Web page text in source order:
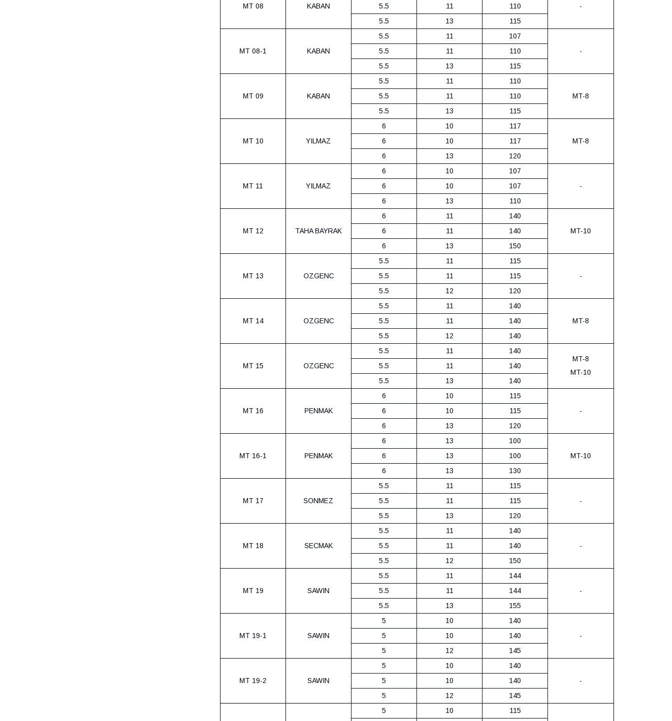
MT 08 KABAN
-
5.5 11
110
5.5
13 115
MT 08-1 KABAN
5.5 11
107
-
5.5 11
110
5.5
13 115
MT 09 KABAN
5.5 11
110
MT-8
5.5 11
110
5.5
13 115
MT 10 YILMAZ
6 10
117
MT-8
6 10
117
6
13 120
MT 11 YILMAZ
6 10
107
-
6 10
107
6
13 110
MT 12 TAHA BAYRAK
6 11
140
MT-10
6 11
140
6
13 150
MT 13 OZGENC
5.5 11
115
-
5.5 11
115
5.5
12 120
MT 14 OZGENC
5.5 11
140
MT-8
5.5 11
140
5.5
12 140
MT 15 OZGENC
5.5 11
140
MT-8
MT-10
5.5 11
140
5.5
13 140
MT 16 PENMAK
6 10
115
-
6 10
115
6
13 120
MT 16-1 PENMAK
6 13
100
MT-10
6 13
100
6
13 130
MT 17 SONMEZ
5.5 11
115
-
5.5 11
115
5.5
13 120
MT 18 SECMAK
5.5 11
140
-
5.5 11
140
5.5
12 150
MT 19 SAWIN
5.5 11
144
-
5.5 11
144
5.5
13 155
MT 19-1 SAWIN
5 10
140
-
5 10
140
5
12 145
MT 19-2 SAWIN
5 10
140
-
5 10
140
5
12
145
5
10 115